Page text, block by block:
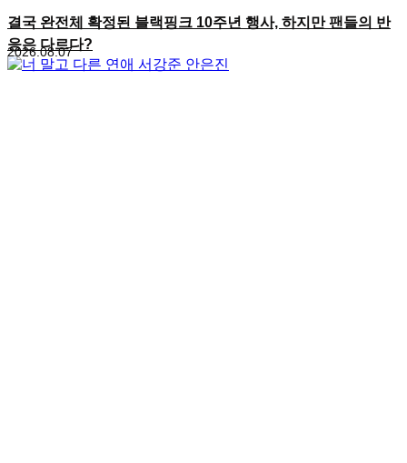
결국 완전체 확정된 블랙핑크 10주년 행사, 하지만 팬들의 반
응은 다르다?
2026.08.07